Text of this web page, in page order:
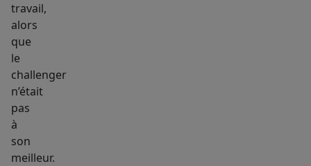
travail,
alors
que
le
challenger
n’était
pas
à
son
meilleur.